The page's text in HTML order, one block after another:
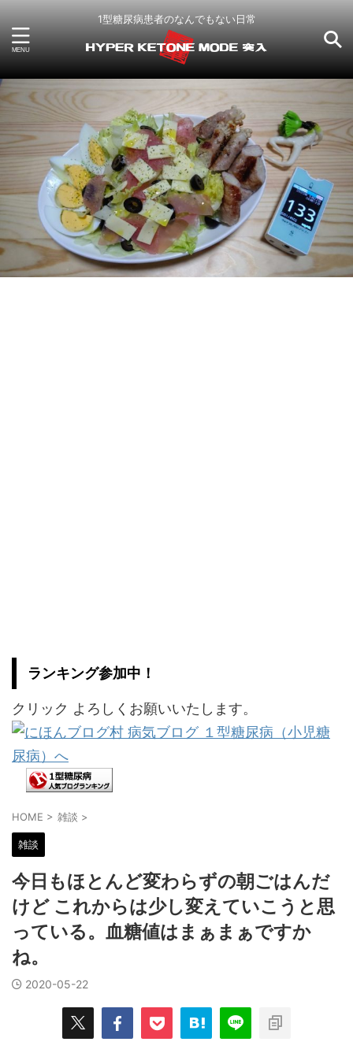
1型糖尿病患者のなんでもない日常
ランキング参加中！
クリック よろしくお願いいたします。
HOME > 雑談 >
雑談
今日もほとんど変わらずの朝ごはんだ
けど これからは少し変えていこうと思
っている。血糖値はまぁまぁですか
ね。
2020-05-22